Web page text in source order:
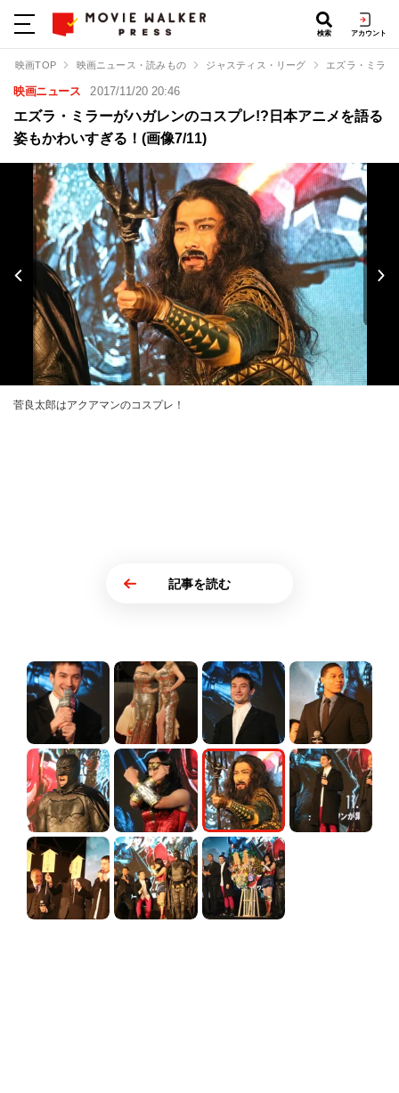
検索 アカウント
映画TOP 映画ニュース・読みもの ジャスティス・リーグ エズラ・ミラ
映画ニュース 2017/11/20 20:46
エズラ・ミラーがハガレンのコスプレ!?日本アニメを語る
姿もかわいすぎる！(画像7/11)
菅良太郎はアクアマンのコスプレ！
記事を読む